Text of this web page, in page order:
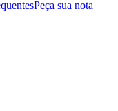
Peça sua nota